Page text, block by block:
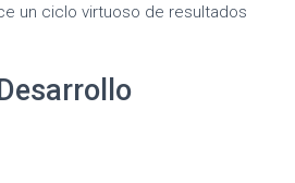
un ciclo virtuoso de resultados